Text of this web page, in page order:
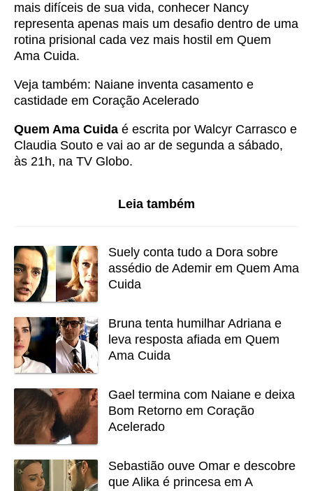
mais difíceis de sua vida, conhecer Nancy
representa apenas mais um desafio dentro de uma
rotina prisional cada vez mais hostil em Quem
Ama Cuida.
Veja também: Naiane inventa casamento e
castidade em Coração Acelerado
Quem Ama Cuida é escrita por Walcyr Carrasco e
Claudia Souto e vai ao ar de segunda a sábado,
às 21h, na TV Globo.
Leia também
Suely conta tudo a Dora sobre
assédio de Ademir em Quem Ama
Cuida
Bruna tenta humilhar Adriana e
leva resposta afiada em Quem
Ama Cuida
Gael termina com Naiane e deixa
Bom Retorno em Coração
Acelerado
Sebastião ouve Omar e descobre
que Alika é princesa em A